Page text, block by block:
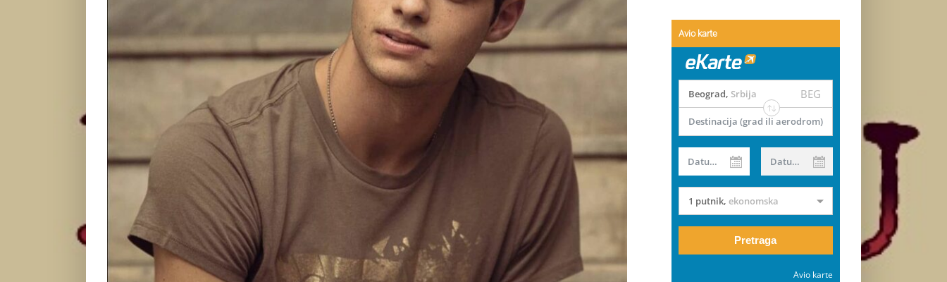
Avio karte
Beograd, Srbija BEG
Destinacija (grad ili aerodrom)
Datum od Datum do
1 putnik, ekonomska
Pretraga
Avio karte